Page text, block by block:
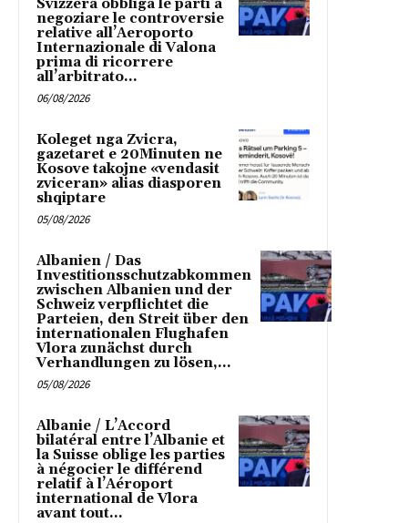
Svizzera obbliga le parti a
negoziare le controversie
relative all’Aeroporto
Internazionale di Valona
prima di ricorrere
all’arbitrato...
06/08/2026
Koleget nga Zvicra,
gazetaret e 20Minuten ne
Kosove takojne «vendasit
zviceran» alias diasporen
shqiptare
05/08/2026
Albanien / Das
Investitionsschutzabkommen
zwischen Albanien und der
Schweiz verpflichtet die
Parteien, den Streit über den
internationalen Flughafen
Vlora zunächst durch
Verhandlungen zu lösen,...
05/08/2026
Albanie / L’Accord
bilatéral entre l’Albanie et
la Suisse oblige les parties
à négocier le différend
relatif à l’Aéroport
international de Vlora
avant tout...